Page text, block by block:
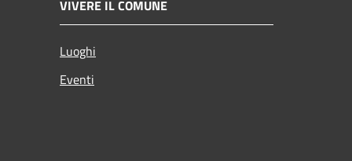
VIVERE IL COMUNE
Luoghi
Eventi